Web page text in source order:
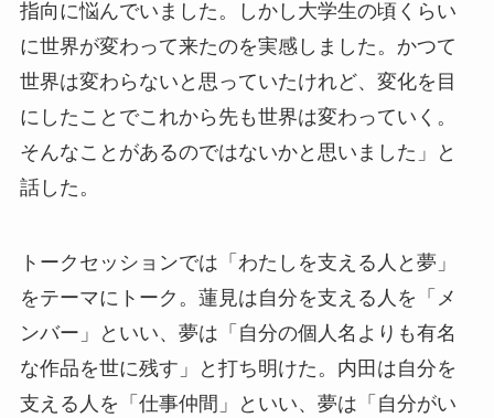
指向に悩んでいました。しかし大学生の頃くらい
に世界が変わって来たのを実感しました。かつて
世界は変わらないと思っていたけれど、変化を目
にしたことでこれから先も世界は変わっていく。
そんなことがあるのではないかと思いました」と
話した。
トークセッションでは「わたしを支える人と夢」
をテーマにトーク。蓮見は自分を支える人を「メ
ンバー」といい、夢は「自分の個人名よりも有名
な作品を世に残す」と打ち明けた。内田は自分を
支える人を「仕事仲間」といい、夢は「自分がい